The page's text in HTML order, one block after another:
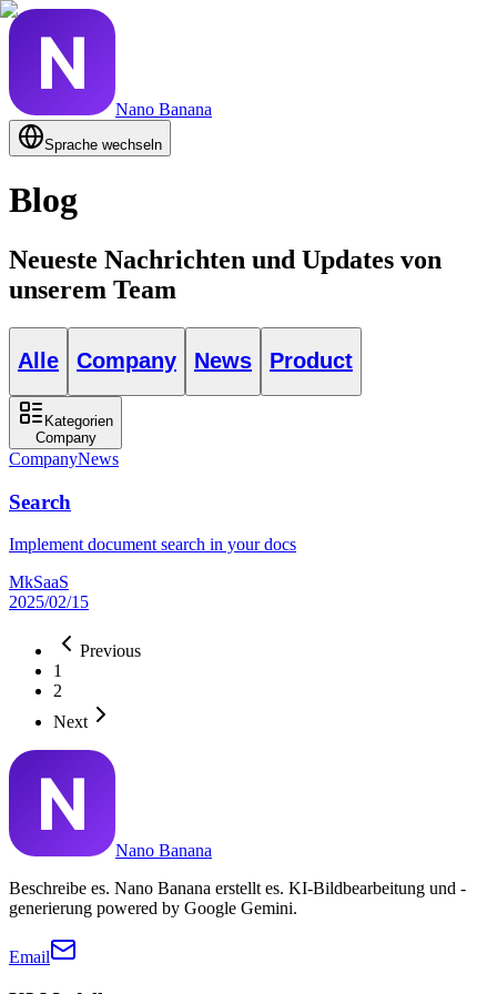
Nano Banana
Sprache wechseln
Blog
Neueste Nachrichten und Updates von
unserem Team
Alle Company News Product
Kategorien
Company
CompanyNews
Search
Implement document search in your docs
MkSaaS
2025/02/15
Previous
1
2
Next
Nano Banana
Beschreibe es. Nano Banana erstellt es. KI-Bildbearbeitung und -
generierung powered by Google Gemini.
Email